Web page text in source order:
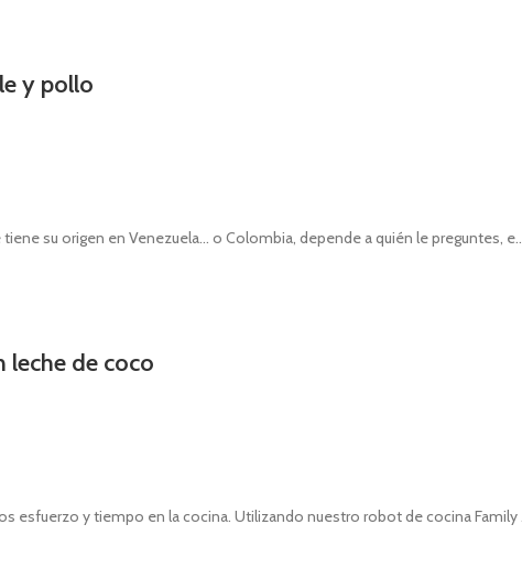
y pollo
su origen en Venezuela... o Colombia, depende a quién le preguntes, e...
leche de coco
esfuerzo y tiempo en la cocina. Utilizando nuestro robot de cocina Family ...